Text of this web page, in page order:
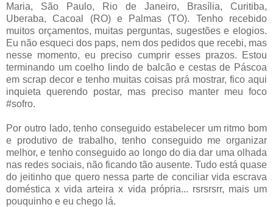
Maria, São Paulo, Rio de Janeiro, Brasília, Curitiba,
Uberaba, Cacoal (RO) e Palmas (TO). Tenho recebido
muitos orçamentos, muitas perguntas, sugestões e elogios.
Eu não esqueci dos paps, nem dos pedidos que recebi, mas
nesse momento, eu preciso cumprir esses prazos. Estou
terminando um coelho lindo de balcão e cestas de Páscoa
em scrap decor e tenho muitas coisas prá mostrar, fico aqui
inquieta querendo postar, mas preciso manter meu foco
#sofro.
Por outro lado, tenho conseguido estabelecer um ritmo bom
e produtivo de trabalho, tenho conseguido me organizar
melhor, e tenho conseguido ao longo do dia dar uma olhada
nas redes sociais, não ficando tão ausente. Tudo está quase
do jeitinho que quero nessa parte de conciliar vida escrava
doméstica x vida arteira x vida própria... rsrsrsrr, mais um
pouquinho e eu chego lá.